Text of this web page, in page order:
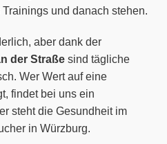
und danach stehen.
aber dank der
der Straße sind tägliche
Wer Wert auf eine
findet bei uns ein
steht die Gesundheit im
in Würzburg.